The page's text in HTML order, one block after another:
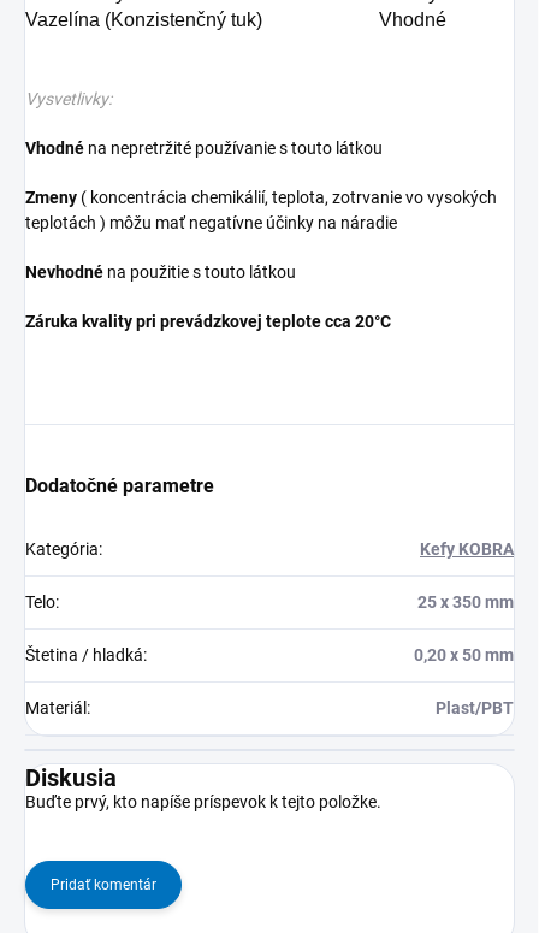
Vazelína (Konzistenčný tuk)
Vhodné
Vysvetlivky:
Vhodné na nepretržité používanie s touto látkou
Zmeny ( koncentrácia chemikálií, teplota, zotrvanie vo vysokých
teplotách ) môžu mať negatívne účinky na náradie
Nevhodné na použitie s touto látkou
Záruka kvality pri prevádzkovej teplote cca 20°C
Dodatočné parametre
Kategória: Kefy KOBRA
Telo: 25 x 350 mm
Štetina / hladká: 0,20 x 50 mm
Materiál : Plast/PBT
Diskusia
Buďte prvý, kto napíše príspevok k tejto položke.
Pridať komentár